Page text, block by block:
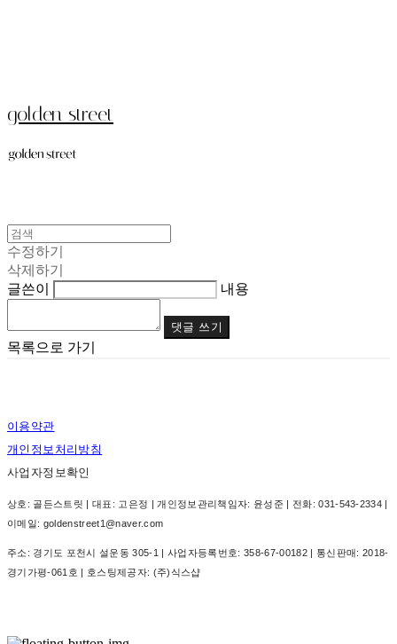
golden street
수정하기
삭제하기
글쓴이
내용
댓글 쓰기
목록으로 가기
이용약관
개인정보처리방침
사업자정보확인
상호: 골든스트릿 | 대표: 고은정 | 개인정보관리책임자: 윤성준 | 전화: 031-543-2334 |
이메일: goldenstreet1@naver.com
주소: 경기도 포천시 설운동 305-1 | 사업자등록번호: 358-67-00182| 통신판매: 2018-
경기가평-061호 | 호스팅제공자: (주)식스샵